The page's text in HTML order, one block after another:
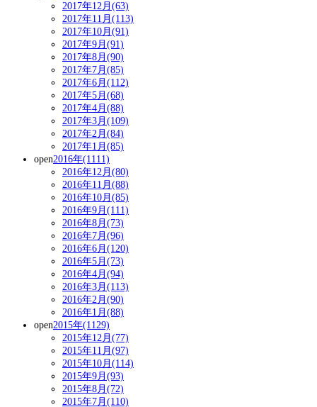
2017年12月(63)
2017年11月(113)
2017年10月(91)
2017年9月(91)
2017年8月(90)
2017年7月(85)
2017年6月(112)
2017年5月(68)
2017年4月(88)
2017年3月(109)
2017年2月(84)
2017年1月(85)
open2016年(1111)
2016年12月(80)
2016年11月(88)
2016年10月(85)
2016年9月(111)
2016年8月(73)
2016年7月(96)
2016年6月(120)
2016年5月(73)
2016年4月(94)
2016年3月(113)
2016年2月(90)
2016年1月(88)
open2015年(1129)
2015年12月(77)
2015年11月(97)
2015年10月(114)
2015年9月(93)
2015年8月(72)
2015年7月(110)